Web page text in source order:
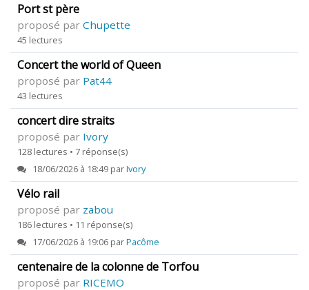
Port st père
proposé par Chupette
45 lectures
Concert the world of Queen
proposé par Pat44
43 lectures
concert dire straits
proposé par Ivory
128 lectures • 7 réponse(s)
18/06/2026 à 18:49 parIvory
Vélo rail
proposé par zabou
186 lectures • 11 réponse(s)
17/06/2026 à 19:06 parPacôme
centenaire de la colonne de Torfou
proposé par RICEMO